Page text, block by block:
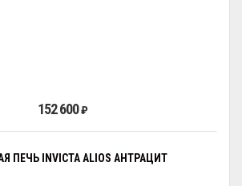
152 600₽
ПЕЧЬ INVICTA ALIOS АНТРАЦИТ